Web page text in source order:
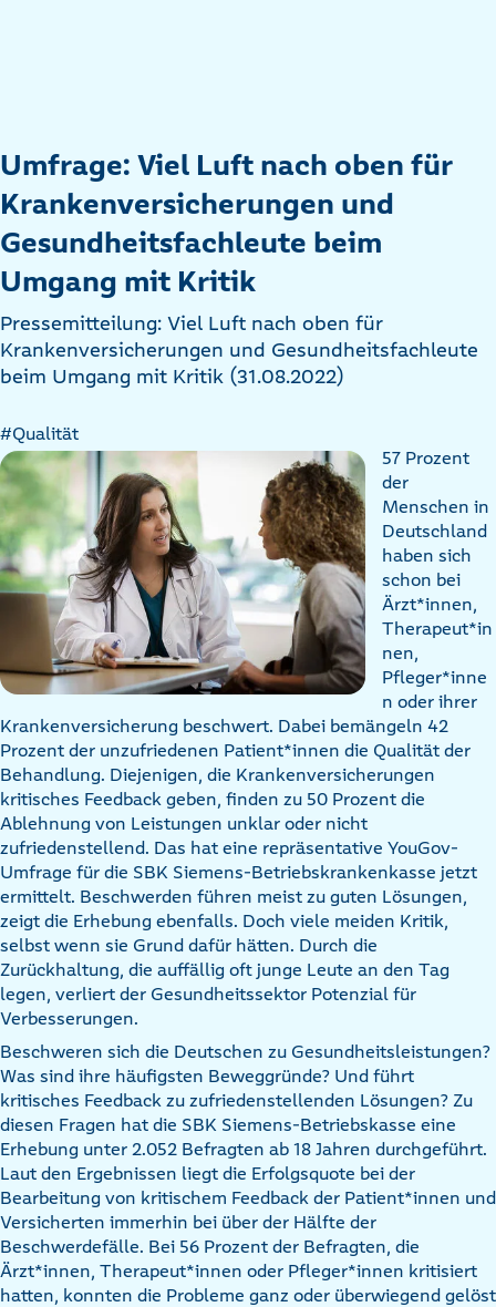
Umfrage: Viel Luft nach oben für
Krankenversicherungen und
Gesundheitsfachleute beim
Umgang mit Kritik
Pressemitteilung: Viel Luft nach oben für
Krankenversicherungen und Gesundheitsfachleute
beim Umgang mit Kritik (31.08.2022)
#Qualität
57 Prozent
der
Menschen in
Deutschland
haben sich
schon bei
Ärzt*innen,
Therapeut*in
nen,
Pfleger*inne
n oder ihrer
Krankenversicherung beschwert. Dabei bemängeln 42
Prozent der unzufriedenen Patient*innen die Qualität der
Behandlung. Diejenigen, die Krankenversicherungen
kritisches Feedback geben, finden zu 50 Prozent die
Ablehnung von Leistungen unklar oder nicht
zufriedenstellend. Das hat eine repräsentative YouGov-
Umfrage für die SBK Siemens-Betriebskrankenkasse jetzt
ermittelt. Beschwerden führen meist zu guten Lösungen,
zeigt die Erhebung ebenfalls. Doch viele meiden Kritik,
selbst wenn sie Grund dafür hätten. Durch die
Zurückhaltung, die auffällig oft junge Leute an den Tag
legen, verliert der Gesundheitssektor Potenzial für
Verbesserungen.
Beschweren sich die Deutschen zu Gesundheitsleistungen?
Was sind ihre häufigsten Beweggründe? Und führt
kritisches Feedback zu zufriedenstellenden Lösungen? Zu
diesen Fragen hat die SBK Siemens-Betriebskasse eine
Erhebung unter 2.052 Befragten ab 18 Jahren durchgeführt.
Laut den Ergebnissen liegt die Erfolgsquote bei der
Bearbeitung von kritischem Feedback der Patient*innen und
Versicherten immerhin bei über der Hälfte der
Beschwerdefälle. Bei 56 Prozent der Befragten, die
Ärzt*innen, Therapeut*innen oder Pfleger*innen kritisiert
hatten, konnten die Probleme ganz oder überwiegend gelöst